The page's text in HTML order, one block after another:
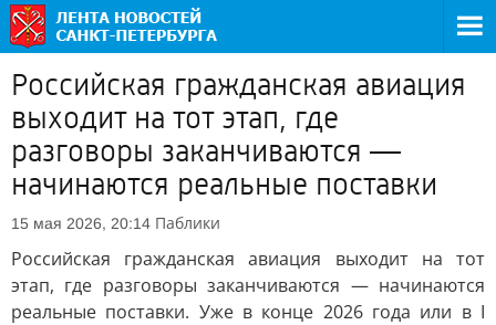
Российская гражданская авиация
выходит на тот этап, где
разговоры заканчиваются —
начинаются реальные поставки
15 мая 2026, 20:14 Паблики
Российская гражданская авиация выходит на тот
этап, где разговоры заканчиваются — начинаются
реальные поставки. Уже в конце 2026 года или в I